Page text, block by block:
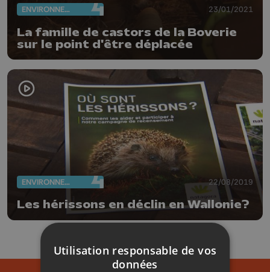
ENVIRONNEMENT 23/01/2021
La famille de castors de la Boverie
sur le point d'être déplacée
ENVIRONNEMENT 22/08/2019
Les hérissons en déclin en Wallonie?
Utilisation responsable de vos
données